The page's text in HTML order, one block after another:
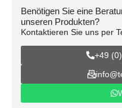
Benötigen Sie eine
unseren Produkten?
Kontaktieren Sie uns per
+49